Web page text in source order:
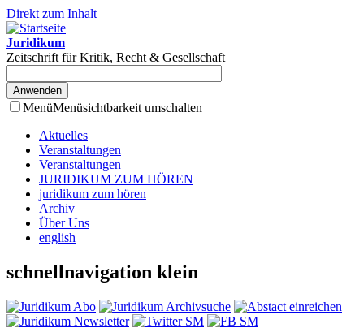
Direkt zum Inhalt
Juridikum
Zeitschrift für Kritik, Recht & Gesellschaft
MenüMenüsichtbarkeit umschalten
Aktuelles
Veranstaltungen
Veranstaltungen
JURIDIKUM ZUM HÖREN
juridikum zum hören
Archiv
Über Uns
english
schnellnavigation klein